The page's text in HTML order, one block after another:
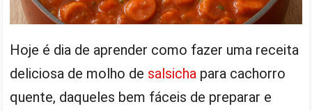
Hoje é dia de aprender como fazer uma receita
deliciosa de molho de salsicha para cachorro
quente, daqueles bem fáceis de preparar e